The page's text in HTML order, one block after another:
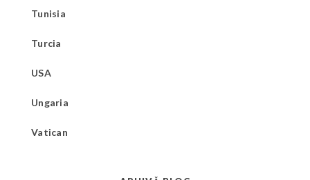
Tunisia
Turcia
USA
Ungaria
Vatican